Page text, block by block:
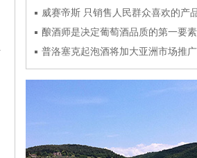
威赛帝斯 只销售人民群众喜欢的产
酿酒师是决定葡萄酒品质的第一要素
普洛塞克起泡酒将加大亚洲市场推